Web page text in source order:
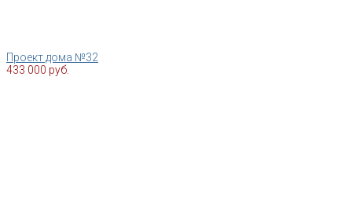
Проект дома №32
433 000 руб.